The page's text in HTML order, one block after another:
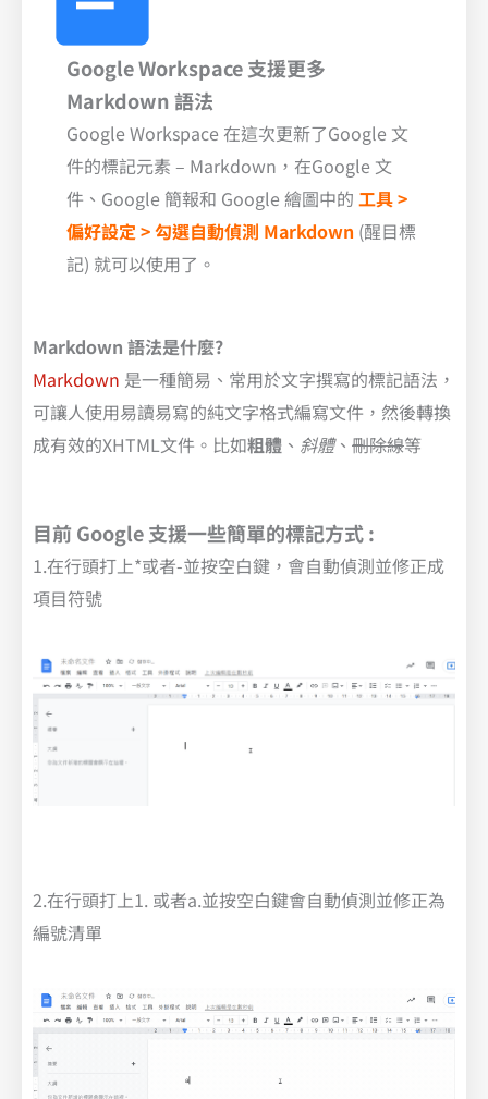
Google Workspace 支援更多
Markdown 語法
Google Workspace 在這次更新了Google 文
件的標記元素 – Markdown，在Google 文
件、Google 簡報和 Google 繪圖中的工具 >
偏好設定 > 勾選自動偵測 Markdown (醒目標
記) 就可以使用了。
Markdown 語法是什麼?
Markdown 是一種簡易、常用於文字撰寫的標記語法，
可讓人使用易讀易寫的純文字格式編寫文件，然後轉換
成有效的XHTML文件。比如粗體 、 斜體、 刪除線等
目前 Google 支援一些簡單的標記方式 :
1.在行頭打上*或者-並按空白鍵，會自動偵測並修正成
項目符號
2.在行頭打上1. 或者a.並按空白鍵會自動偵測並修正為
編號清單